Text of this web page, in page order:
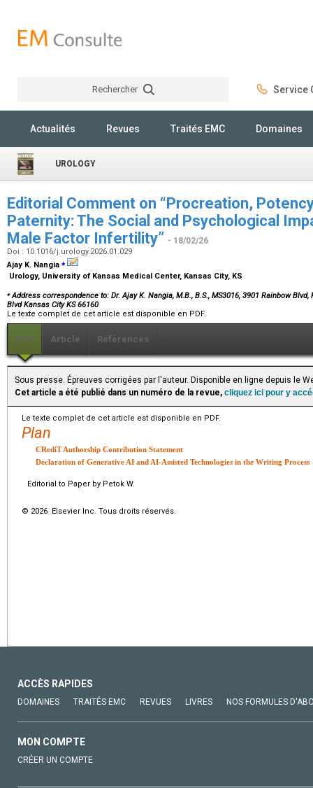
Rechercher Service
Actualités Revues Traités EMC Domaines
UROLOGY
Editorial Comment on “Procreation,
Paternity: The Social and Psychological
Male Factor Infertility” - 18/02/26
Doi : 10.1016/j.urology.2026.01.029
Ajay K. Nangia ⁎
Urology, University of Kansas Medical Center, Kansas City, KS
⁎Address correspondence to: Dr. Ajay K. Nangia, M.B., B.S., MS3016, 3901 Rainbow Blvd,
Blvd Kansas City KS 66160
Le texte complet de cet article est disponible en PDF.
PDF Article Références
Sous presse. Épreuves corrigées par l'auteur. Disponible en ligne depuis le
Cet article a été publié dans un numéro de la revue, cliquez ici pour y
Le texte complet de cet article est disponible en PDF.
Plan
CRediT Authorship Contribution Statement
Declaration of Generative AI and AI-Assisted Technologies in the Writing Process
Editorial to Paper by Petok W.
© 2026 Elsevier Inc. Tous droits réservés.
ACCÈS RAPIDES
DOMAINES TRAITÉS EMC REVUES LIVRES NOS FORMULES
MON COMPTE
CRÉER UN COMPTE